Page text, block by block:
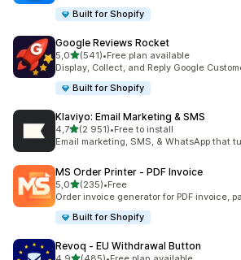
Built for Shopify
Google Reviews Rocket
5,0/ 5 tähteä
(541)
541 arvostelua yhteensä
•Free plan available
Display, Collect, and Reply Google
Built for Shopify
Klaviyo: Email Marketing & SMS
4,7/ 5 tähteä
(2 951)
2951 arvostelua yhteensä
•Free to install
Email marketing, SMS, & WhatsApp that
MS Order Printer ‑ PDF Invoice
5,0/ 5 tähteä
(235)
235 arvostelua yhteensä
•Free
Order invoice generator for PDF invoice,
Built for Shopify
Revoq ‑ EU Withdrawal Button
/ 5 tähteä